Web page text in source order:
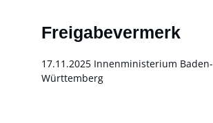
Freigabevermerk
17.11.2025 Innenministerium Baden-
Württemberg